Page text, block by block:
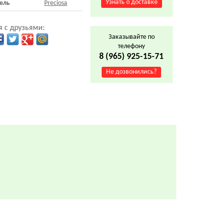
Preciosa
с друзьями:
Узнать о доставке
Заказывайте по
телефону
8 (965) 925-15-71
Не дозвонились?